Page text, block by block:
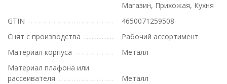
Магазин, Прихожая, Кухня
GTIN
4650071259508
Снят с производства
Рабочий ассортимент
Материал корпуса
Металл
Материал плафона или
рассеивателя
Металл